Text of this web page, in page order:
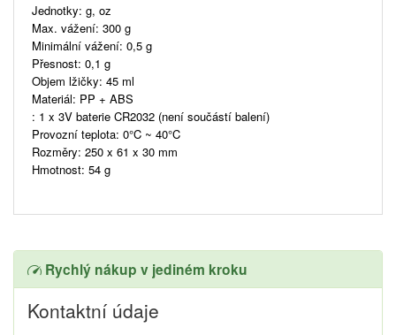
Jednotky: g, oz
Max. vážení: 300 g
Minimální vážení: 0,5 g
Přesnost: 0,1 g
Objem lžičky: 45 ml
Materiál: PP + ABS
: 1 x 3V baterie CR2032 (není součástí balení)
Provozní teplota: 0°C ~ 40°C
Rozměry: 250 x 61 x 30 mm
Hmotnost: 54 g
Rychlý nákup v jediném kroku
Kontaktní údaje